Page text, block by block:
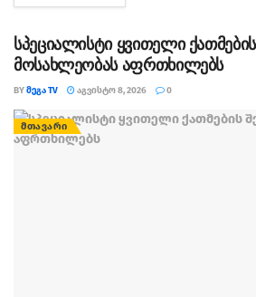
სპეციალისტი ყვითელი ქათმების
მოსახლეობას აფრთხილებს
BYᲛᲔᲒᲐ TV ᲐᲒᲕᲘᲡᲢᲝ 8, 2026 0
ᲛᲗᲐᲕᲐᲠᲘ